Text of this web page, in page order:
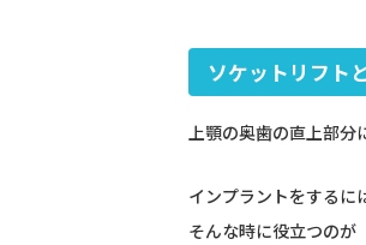
ソケットリフト
上顎の奥歯の直上部分
インプラントをするに
そんな時に役立つのが